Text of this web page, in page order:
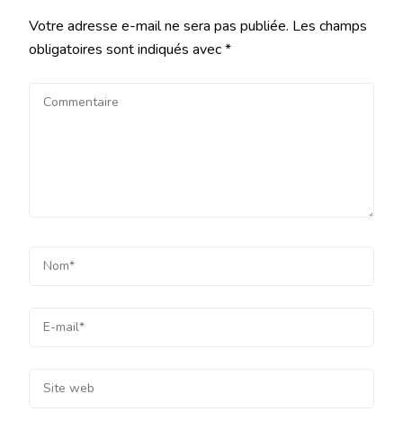
Votre adresse e-mail ne sera pas publiée. Les champs
obligatoires sont indiqués avec*